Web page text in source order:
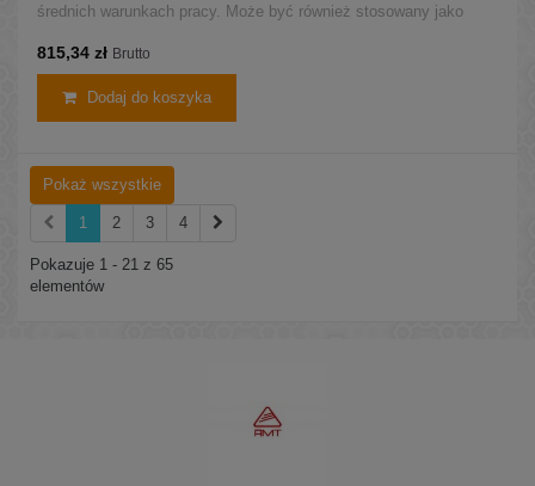
średnich warunkach pracy. Może być również stosowany jako
układów obiegowych turbin parowych, gazowych i wodnych.
815,34 zł Brutto
Dodaj do koszyka
Pokaż wszystkie
1 2 3 4
Pokazuje 1 - 21 z 65
elementów